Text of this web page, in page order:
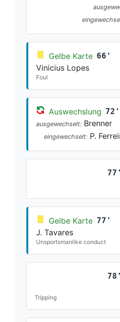
Gelbe Karte 66'
Vinicius Lopes
Foul
Auswechslung 72'
ausgewechselt: Brenner
eingewechselt: P.
77'
Gelbe Karte 77'
J. Tavares
Unsportsmanlike conduct
78'
Tripping